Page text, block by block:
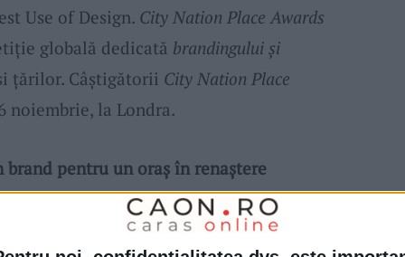
Use of Design. City Nation Place Awards
globală dedicată brandingului și
țărilor. Câștigătorii City Nation Place
la Londra.
brand pentru un oraș în renaștere
tradiție industrială, își redefinește